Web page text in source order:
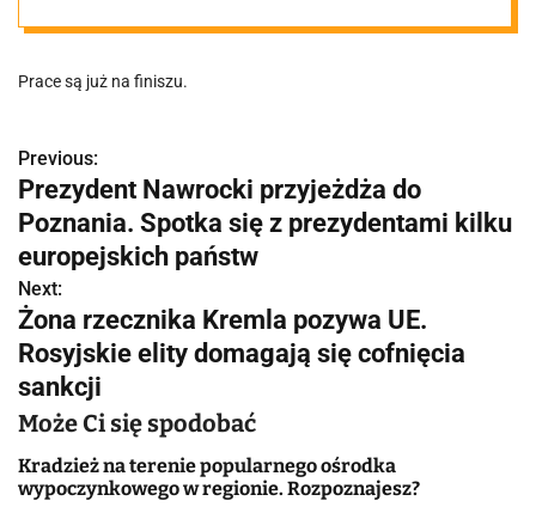
który pomieści
około 70
milionów litrów
wody
Prace są już na finiszu.
N
a
w
i
g
a
c
j
Previous:
Prezydent Nawrocki przyjeżdża do
Poznania. Spotka się z prezydentami kilku
europejskich państw
Next:
Żona rzecznika Kremla pozywa UE.
Rosyjskie elity domagają się cofnięcia
sankcji
Może Ci się spodobać
Kradzież na terenie popularnego ośrodka
wypoczynkowego w regionie. Rozpoznajesz?